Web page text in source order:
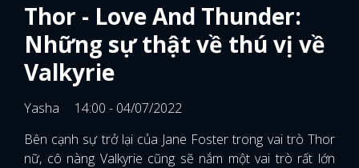
Thor - Love And Thunder:
Những sự thật về thú vị về
Valkyrie
Yasha
14:00 - 04/07/2022
Bên cạnh sự trở lại của Jane Foster trong vai trò Thor
nữ, cô nàng Valkyrie cũng sẽ nắm một vai trò rất lớn